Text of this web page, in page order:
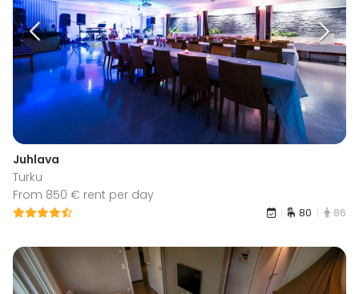
Juhlava
Turku
From 850 € rent per day
80 86